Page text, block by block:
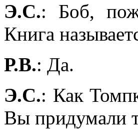
Э.С.: Боб,
Книга
Р.В.: Да.
Э.С.: Как
Вы придумали